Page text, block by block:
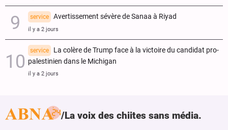
service Avertissement sévère de Sanaa à Riyad
il y a 2 jours
service
La colère de Trump face à la victoire du candidat pro-
palestinien dans le Michigan
il y a 2 jours
La voix des chiites sans média.